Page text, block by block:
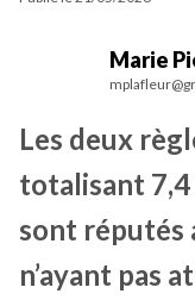
Marie
Les deux
totalisant
sont réputés
n’ayant pas